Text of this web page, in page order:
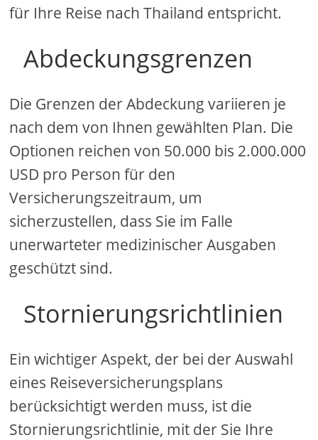
für Ihre Reise nach Thailand entspricht.
Abdeckungsgrenzen
Die Grenzen der Abdeckung variieren je
nach dem von Ihnen gewählten Plan. Die
Optionen reichen von 50.000 bis 2.000.000
USD pro Person für den
Versicherungszeitraum, um
sicherzustellen, dass Sie im Falle
unerwarteter medizinischer Ausgaben
geschützt sind.
Stornierungsrichtlinien
Ein wichtiger Aspekt, der bei der Auswahl
eines Reiseversicherungsplans
berücksichtigt werden muss, ist die
Stornierungsrichtlinie, mit der Sie Ihre